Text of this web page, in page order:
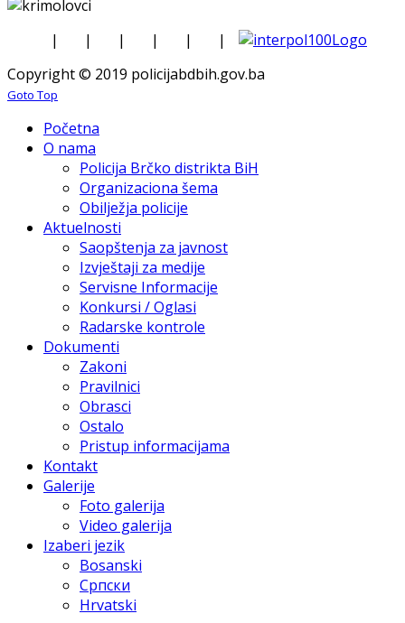
| | | | |
|
Copyright © 2019 policijabdbih.gov.ba
Goto Top
Početna
O nama
Policija Brčko distrikta BiH
Organizaciona šema
Obilježja policije
Aktuelnosti
Saopštenja za javnost
Izvještaji za medije
Servisne Informacije
Konkursi / Oglasi
Radarske kontrole
Dokumenti
Zakoni
Pravilnici
Obrasci
Ostalo
Pristup informacijama
Kontakt
Galerije
Foto galerija
Video galerija
Izaberi jezik
Bosanski
Српски
Hrvatski